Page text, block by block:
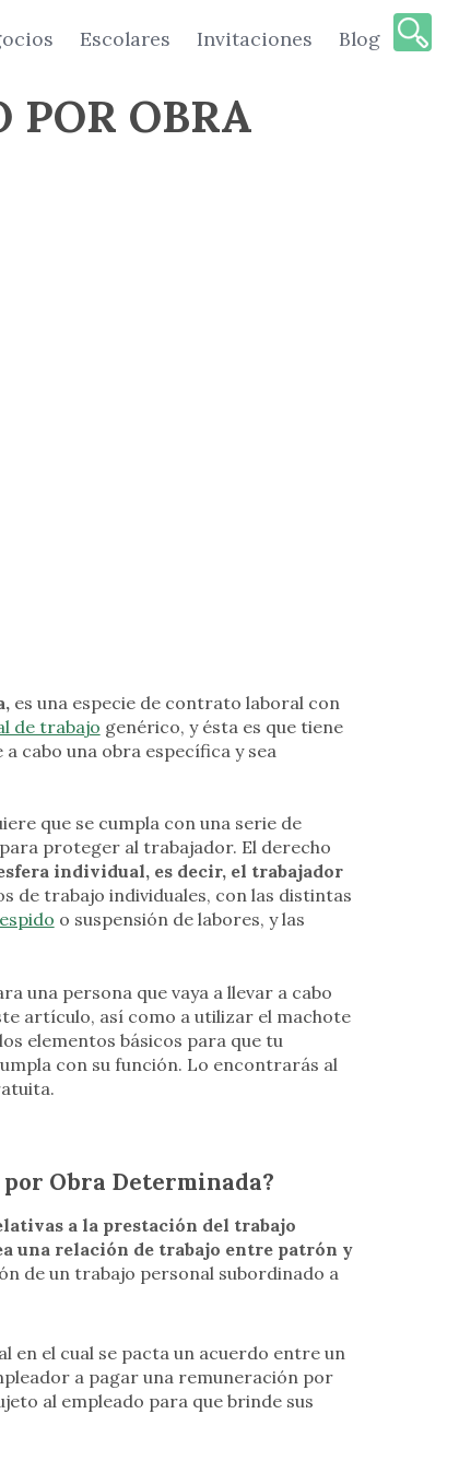
Escolares Invitaciones Blog
POR OBRA
es una especie de contrato laboral con
de trabajo genérico, y ésta es que tiene
cabo una obra específica y sea
que se cumpla con una serie de
proteger al trabajador. El derecho
individual, es decir, el trabajador
de trabajo individuales, con las distintas
o suspensión de labores, y las
una persona que vaya a llevar a cabo
artículo, así como a utilizar el machote
elementos básicos para que tu
con su función. Lo encontrarás al
Obra Determinada?
a la prestación del trabajo
una relación de trabajo entre patrón y
de un trabajo personal subordinado a
en el cual se pacta un acuerdo entre un
a pagar una remuneración por
al empleado para que brinde sus